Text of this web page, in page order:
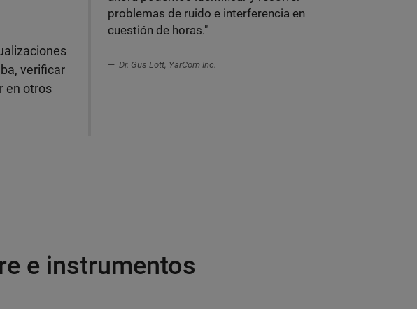
verificar
en otros
problemas de ruido e interferencia en
cuestión de horas."
Dr. Gus Lott, YarCom Inc.
e instrumentos